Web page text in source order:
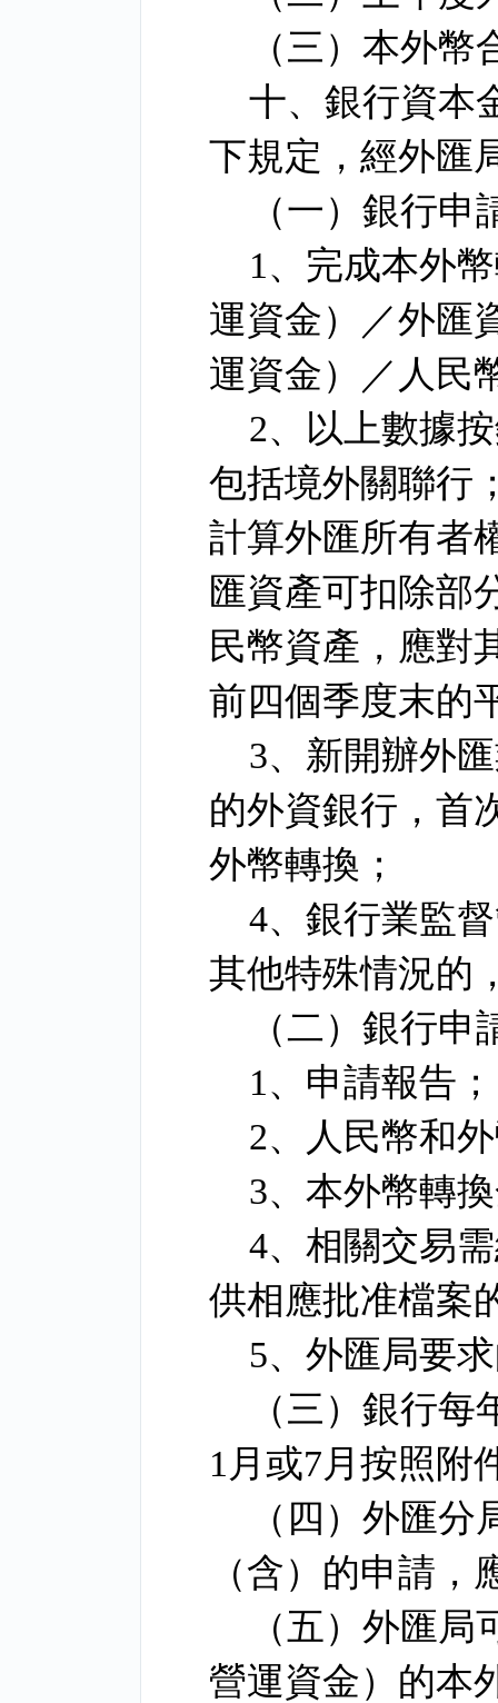
（三）本外
十、銀行資本
下規定，經外匯
（一）銀行
1、完成本外
運資金）／外匯
運資金）／人民
2、以上數據
包括境外關聯行
計算外匯所有者
匯資產可扣除部
民幣資產，應對
前四個季度末的
3、新開辦外
的外資銀行，首
外幣轉換；
4、銀行業監
其他特殊情況的
（二）銀行
1、申請報告；
2、人民幣和
3、本外幣轉
4、相關交易
供相應批准檔案
5、外匯局要
（三）銀行
1 月或7月按照附
（四）外匯
（含）的申請
（五）外匯
營運資金）的本